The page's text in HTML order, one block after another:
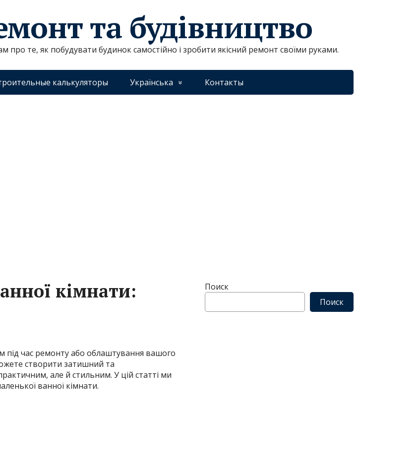
та будівництво
про те, як побудувати будинок самостійно і зробити якісний ремонт своїми руками.
калькуляторы Українська Контакты
кімнати:
під час ремонту або облаштування вашого
створити затишний та
але й стильним. У цій статті ми
ванної кімнати.
Поиск
Поиск